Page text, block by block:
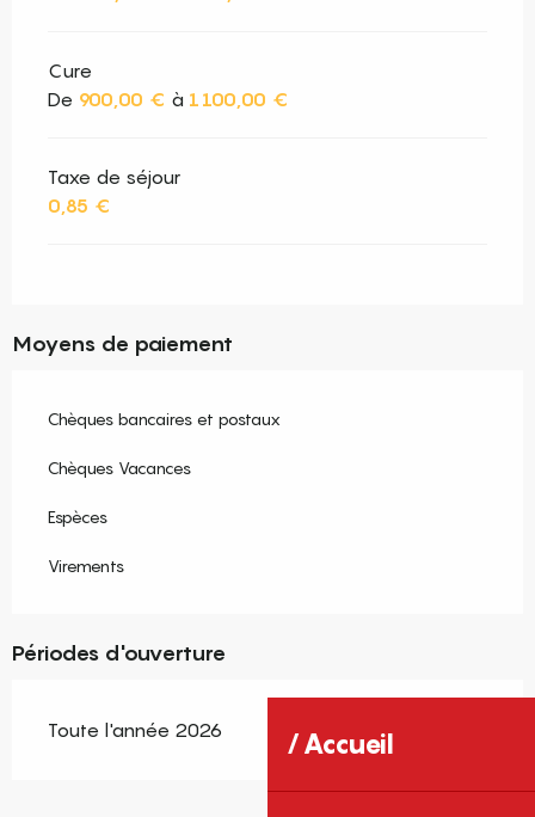
Accueil
Cure
De 900,00 € à 1 100,00 €
Taxe de séjour
0,85 €
Moyens de paiement
Chèques bancaires et postaux
Chèques Vacances
Espèces
Virements
Périodes d'ouverture
Toute l'année 2026